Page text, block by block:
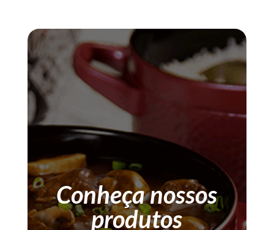
Conheça nossos
produtos